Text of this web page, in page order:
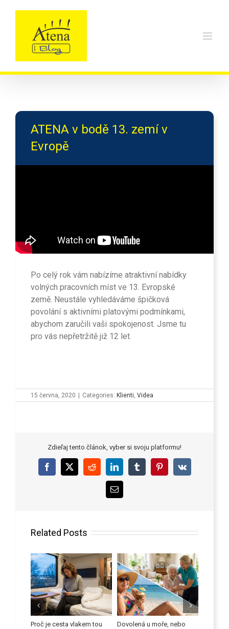
ATENA v bodě 13. zemí v
Evropě
Po celý rok vám nabízíme atraktivní nabídky
volných pracovních míst ve 13. Evropské
země. Neustále vyhledáváme špičková
povolání s aktivními platovými podmínkami,
abychom zaručili vaši spokojenost. Jsme tu
pro vás nepřetržitě již 12 let.
15 června, 2020 Categories: Klienti, Videa
Zdieľaj tento článok, vyber si svoju platformu!
Facebook
X RedditLinkedInTumblrPinterest
Vk
Email
Related Posts
Proč je cesta vlakem tou
Dovolená u moře, nebo